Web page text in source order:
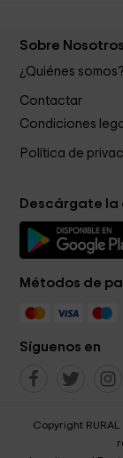
Sobre Nosotros
¿Quiénes somos?
Contactar
Condiciones
Política de
Descárgate la
Métodos de
Síguenos en
Copyright